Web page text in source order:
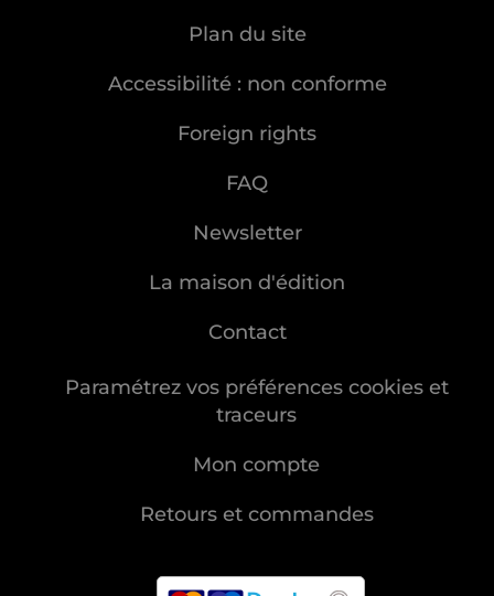
Plan du site
Accessibilité : non conforme
Foreign rights
FAQ
Newsletter
La maison d'édition
Contact
Paramétrez vos préférences cookies et
traceurs
Mon compte
Retours et commandes